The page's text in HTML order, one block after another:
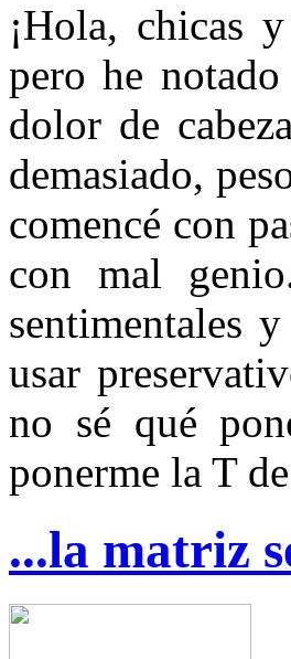
¡Hola, chicas
pero he
dolor de
demasiado,
comencé con
con mal
sentimentales
usar
no sé qué
ponerme la T
...la matriz